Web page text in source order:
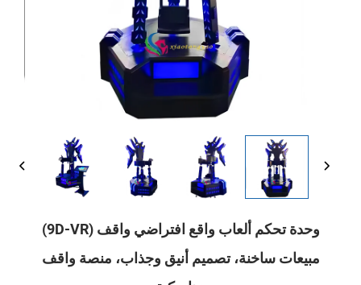
وحدة تحكم ألعاب واقع افتراضي واقف (9D-VR)
مبيعات ساخنة، تصميم أنيق وجذاب، منصة واقف